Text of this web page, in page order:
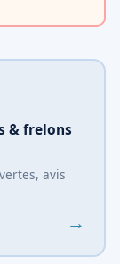
& frelons
avis
→